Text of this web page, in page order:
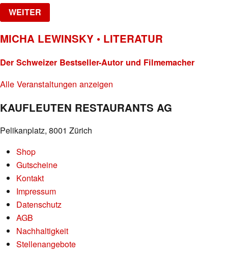
WEITER
MICHA LEWINSKY • LITERATUR
Der Schweizer Bestseller-Autor und Filmemacher
Alle Veranstaltungen anzeigen
KAUFLEUTEN RESTAURANTS AG
Pelikanplatz, 8001 Zürich
Shop
Gutscheine
Kontakt
Impressum
Datenschutz
AGB
Nachhaltigkeit
Stellenangebote